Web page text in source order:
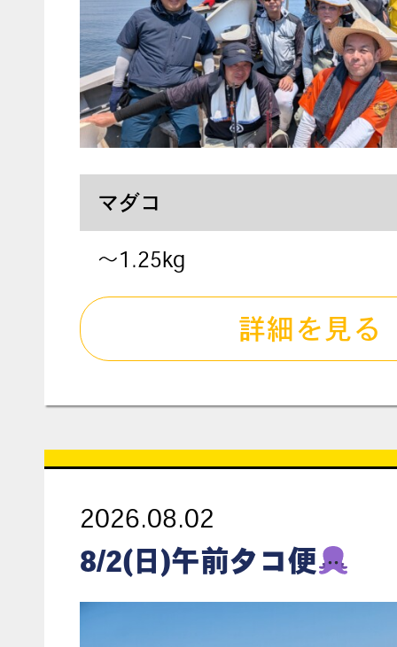
マダコ
〜1.25kg
詳細を見る
2026.08.02
8/2(日)午前タコ便